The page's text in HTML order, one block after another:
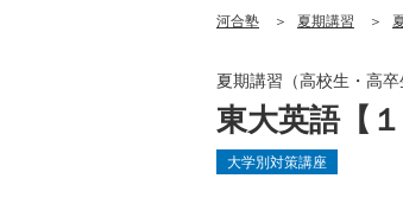
河合塾 夏期講習
東大英語【
夏期講習（高校生・高卒
大学別対策講座